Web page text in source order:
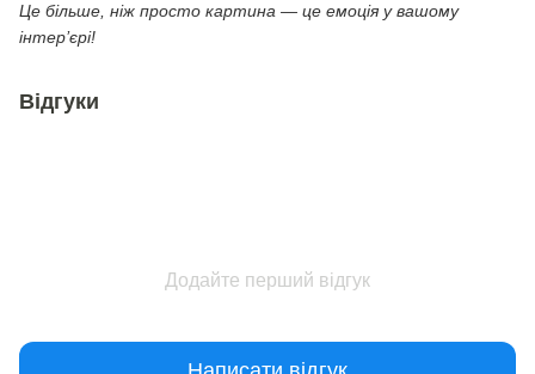
Це більше, ніж просто картина — це емоція у вашому
інтер’єрі!
Відгуки
Додайте перший відгук